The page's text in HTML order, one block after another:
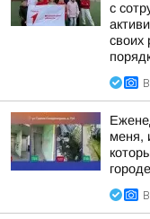
с
своих
меня,
городе